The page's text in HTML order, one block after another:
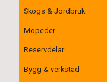
Skogs & Jordbruk
Mopeder
Reservdelar
Bygg & verkstad